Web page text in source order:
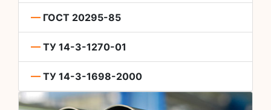
— ГОСТ 20295-85
— ТУ 14-3-1270-01
— ТУ 14-3-1698-2000